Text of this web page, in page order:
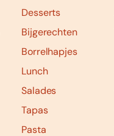
Desserts
Bijgerechten
Borrelhapjes
Lunch
Salades
Tapas
Pasta